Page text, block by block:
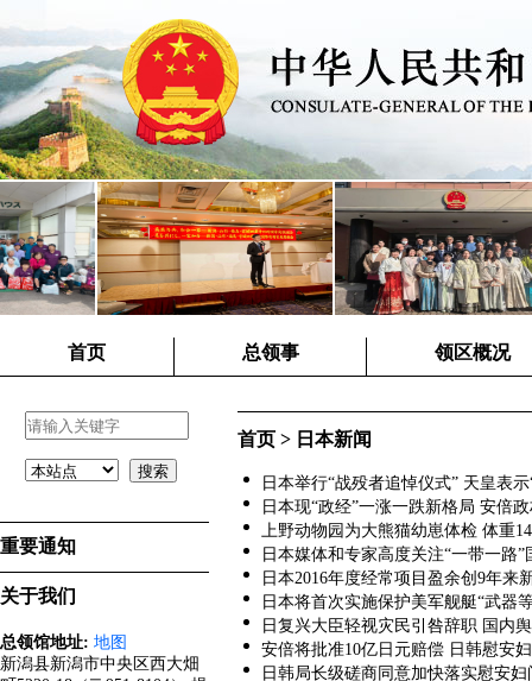
首页 总领事 领区概况
重要通知
关于我们
总领馆地址: 地图
新潟县新潟市中央区西大畑
首页 > 日本新闻
日本举行“战殁者追悼仪式” 天皇表
日本现“政经”一涨一跌新格局 安倍
上野动物园为大熊猫幼崽体检 体重
日本媒体和专家高度关注“一带一路
日本2016年度经常项目盈余创9年来
日本将首次实施保护美军舰艇“武器
日复兴大臣轻视灾民引咎辞职 国内
安倍将批准10亿日元赔偿 日韩慰安
日韩局长级磋商同意加快落实慰安妇